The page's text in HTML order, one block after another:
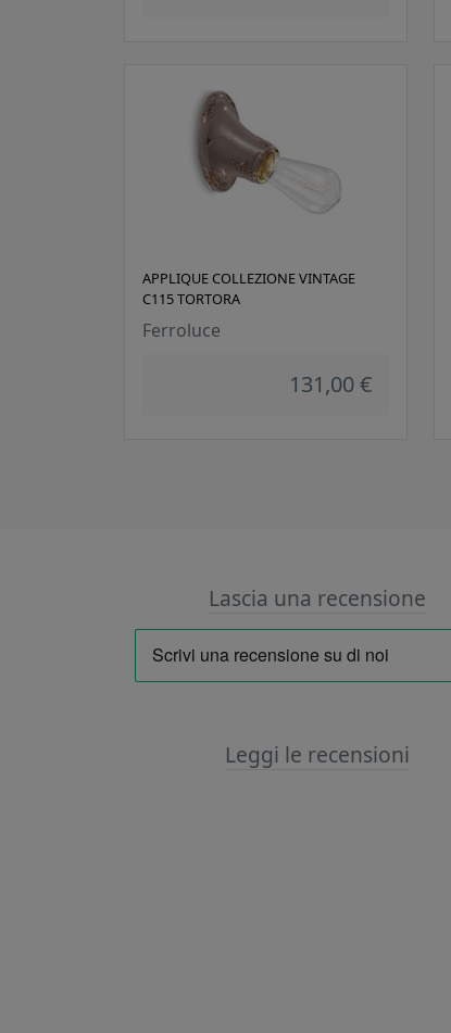
APPLIQUE COLLEZIONE VINTAGE
C115 TORTORA
Ferroluce
131,00 €
Lascia una recensione
Leggi le recensioni